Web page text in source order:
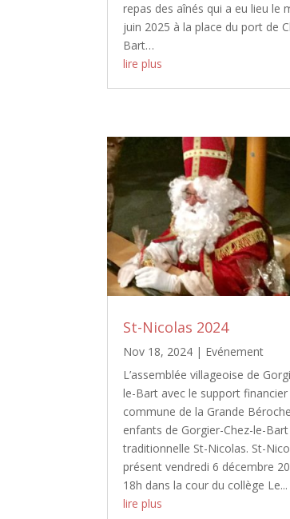
repas des aînés qui a eu lieu le
juin 2025 à la place du port de
Bart…
lire plus
St-Nicolas 2024
Nov 18, 2024 | Evénement
L’assemblée villageoise de
le-Bart avec le support financier
commune de la Grande
enfants de Gorgier-Chez-le-
traditionnelle St-Nicolas. St-
présent vendredi 6 décembre
18h dans la cour du collège Le...
lire plus